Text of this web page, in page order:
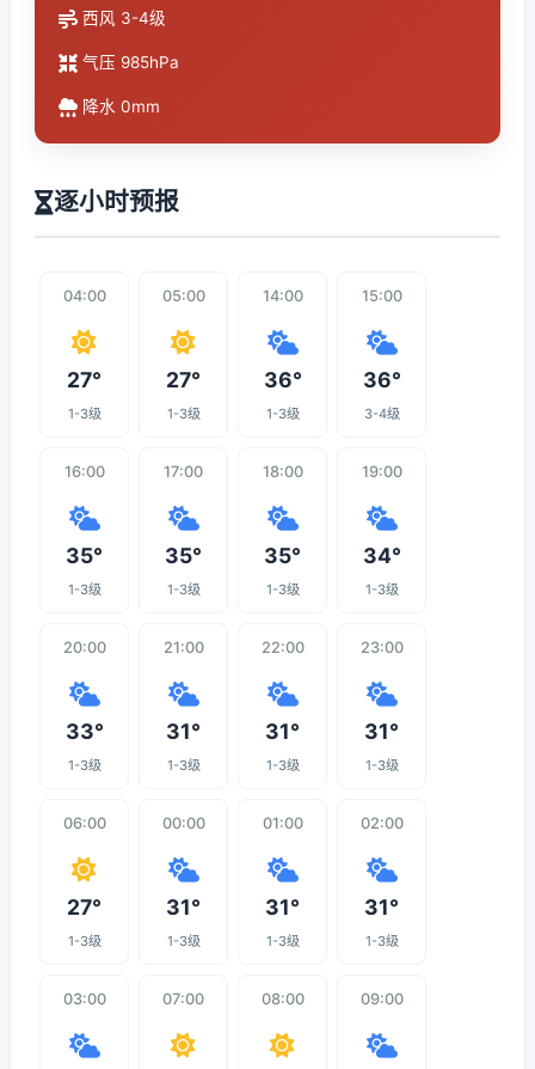
西风 3-4级
气压 985hPa
降水 0mm
逐小时预报
04:00
27°
1-3级
05:00
27°
1-3级
14:00
36°
1-3级
15:00
36°
3-4级
16:00
35°
1-3级
17:00
35°
1-3级
18:00
35°
1-3级
19:00
34°
1-3级
20:00
33°
1-3级
21:00
31°
1-3级
22:00
31°
1-3级
23:00
31°
1-3级
06:00
27°
1-3级
00:00
31°
1-3级
01:00
31°
1-3级
02:00
31°
1-3级
03:00 07:00 08:00 09:00